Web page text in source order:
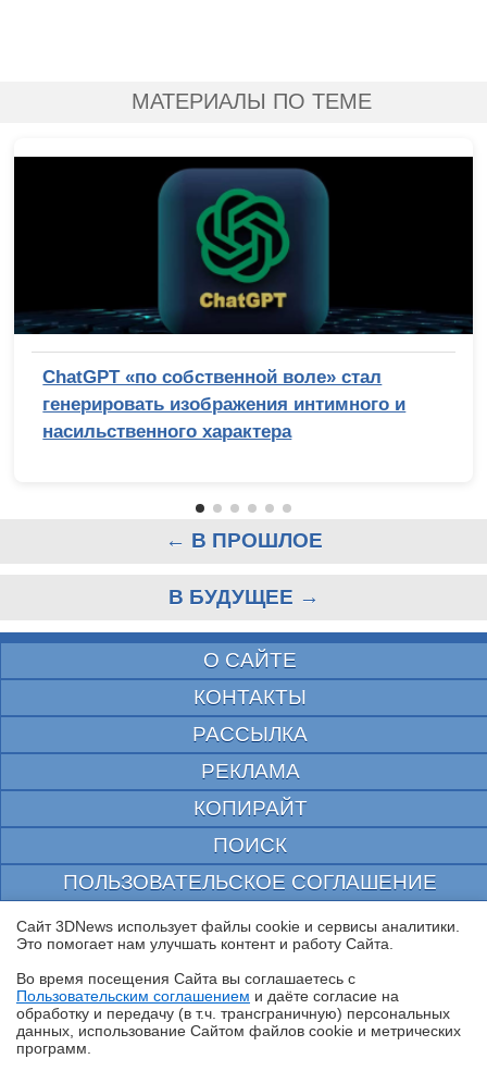
МАТЕРИАЛЫ ПО ТЕМЕ
ChatGPT «по собственной воле» стал
генерировать изображения интимного и
насильственного характера
← В ПРОШЛОЕ
В БУДУЩЕЕ →
О САЙТЕ
КОНТАКТЫ
РАССЫЛКА
РЕКЛАМА
КОПИРАЙТ
ПОИСК
ПОЛЬЗОВАТЕЛЬСКОЕ СОГЛАШЕНИЕ
ЗАЩИЩЕНО CURATOR
© 1997—2026 Электронное периодическое издание "3ДНьюс" | Свидетельство о
выдано Федеральной Службой по надзору за соблюдением законодательства в сфере
массовых коммуникаций и охране культурного наследия
При цитировании документа ссылка на сайт с указанием автора обязательна. Полное
заимствование документа является нарушением
российского и международного законодательства и возможно только с согласия
Сайт 3DNews использует файлы cookie и сервисы аналитики.
Это помогает нам улучшать контент и работу Cайта.
Во время посещения Cайта вы соглашаетесь с
Пользовательским соглашением и даёте согласие на
обработку и передачу (в т.ч. трансграничную) персональных
данных, использование Cайтом файлов cookie и метрических
программ.